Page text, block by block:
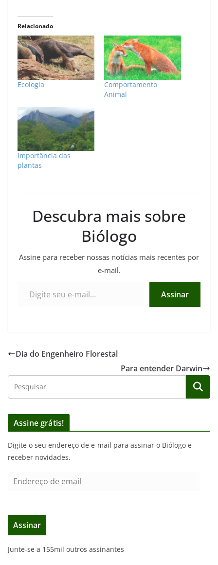
Relacionado
Ecologia
Comportamento
Animal
Importância das
plantas
Descubra mais sobre
Biólogo
Assine para receber nossas notícias mais recentes por
e-mail.
Assinar
Dia do Engenheiro Florestal
Para entender Darwin
Assine grátis!
Digite o seu endereço de e-mail para assinar o Biólogo e
receber novidades.
e
e
ç
Assinar
Junte-se a 155mil outros assinantes